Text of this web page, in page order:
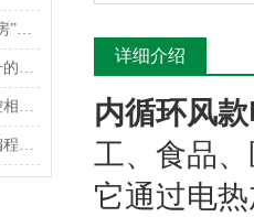
武汉格特讲解步入式高温烘干房“房”名由来
大型烘房：食品加工行业效率提升的得力助手
高温烘干房：热风循环与智能温控相辅相成
大型高温烘干房：烘干无忧、可编程智能控制
详细介绍
内循环风
工、食品
它通过电